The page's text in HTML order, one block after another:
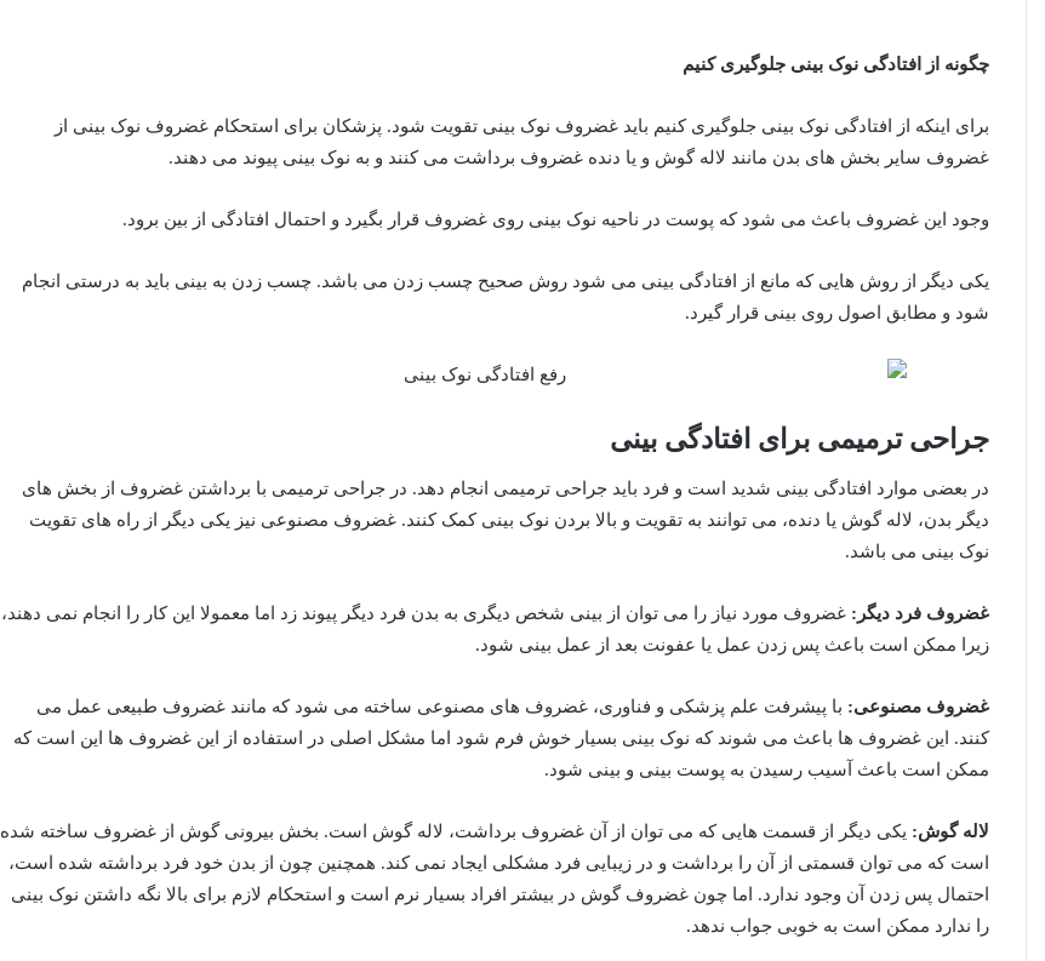
چگونه از افتادگی نوک بینی جلوگیری کنیم
برای اینکه از افتادگی نوک بینی جلوگیری کنیم باید غضروف نوک بینی تقویت شود. پزشکان برای استحکام غضروف نوک بینی از
غضروف سایر بخش های بدن مانند لاله گوش و یا دنده غضروف برداشت می کنند و به نوک بینی پیوند می دهند.
وجود این غضروف باعث می شود که پوست در ناحیه نوک بینی روی غضروف قرار بگیرد و احتمال افتادگی از بین برود.
یکی دیگر از روش هایی که مانع از افتادگی بینی می شود روش صحیح چسب زدن می باشد. چسب زدن به بینی باید به درستی انجام
شود و مطابق اصول روی بینی قرار گیرد.
جراحی ترمیمی برای افتادگی بینی
در بعضی موارد افتادگی بینی شدید است و فرد باید جراحی ترمیمی انجام دهد. در جراحی ترمیمی با برداشتن غضروف از بخش های
دیگر بدن، لاله گوش یا دنده، می توانند به تقویت و بالا بردن نوک بینی کمک کنند. غضروف مصنوعی نیز یکی دیگر از راه های تقویت
نوک بینی می باشد.
غضروف فرد دیگر: غضروف مورد نیاز را می توان از بینی شخص دیگری به بدن فرد دیگر پیوند زد اما معمولا این کار را انجام نمی دهند،
زیرا ممکن است باعث پس زدن عمل یا عفونت بعد از عمل بینی شود.
غضروف مصنوعی: با پیشرفت علم پزشکی و فناوری، غضروف های مصنوعی ساخته می شود که مانند غضروف طبیعی عمل می
کنند. این غضروف ها باعث می شوند که نوک بینی بسیار خوش فرم شود اما مشکل اصلی در استفاده از این غضروف ها این است که
ممکن است باعث آسیب رسیدن به پوست بینی و بینی شود.
لاله گوش: یکی دیگر از قسمت هایی که می توان از آن غضروف برداشت، لاله گوش است. بخش بیرونی گوش از غضروف ساخته شده
است که می توان قسمتی از آن را برداشت و در زیبایی فرد مشکلی ایجاد نمی کند. همچنین چون از بدن خود فرد برداشته شده است،
احتمال پس زدن آن وجود ندارد. اما چون غضروف گوش در بیشتر افراد بسیار نرم است و استحکام لازم برای بالا نگه داشتن نوک بینی
را ندارد ممکن است به خوبی جواب ندهد.